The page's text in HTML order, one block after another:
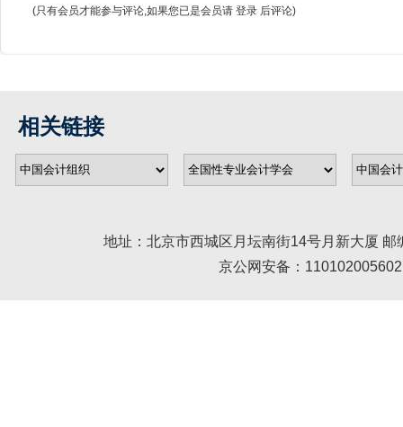
(只有会员才能参与评论,如果您已是会员请 登录 后评论)
相关链接
地址：北京市西城区月坛南街14号月新大厦
京公网安备：